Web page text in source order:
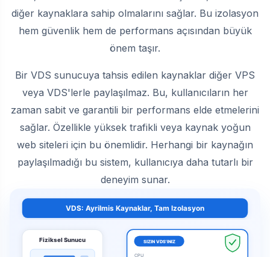
diğer kaynaklara sahip olmalarını sağlar. Bu izolasyon
hem güvenlik hem de performans açısından büyük
önem taşır.
Bir VDS sunucuya tahsis edilen kaynaklar diğer VPS
veya VDS'lerle paylaşılmaz. Bu, kullanıcıların her
zaman sabit ve garantili bir performans elde etmelerini
sağlar. Özellikle yüksek trafikli veya kaynak yoğun
web siteleri için bu önemlidir. Herhangi bir kaynağın
paylaşılmadığı bu sistem, kullanıcıya daha tutarlı bir
deneyim sunar.